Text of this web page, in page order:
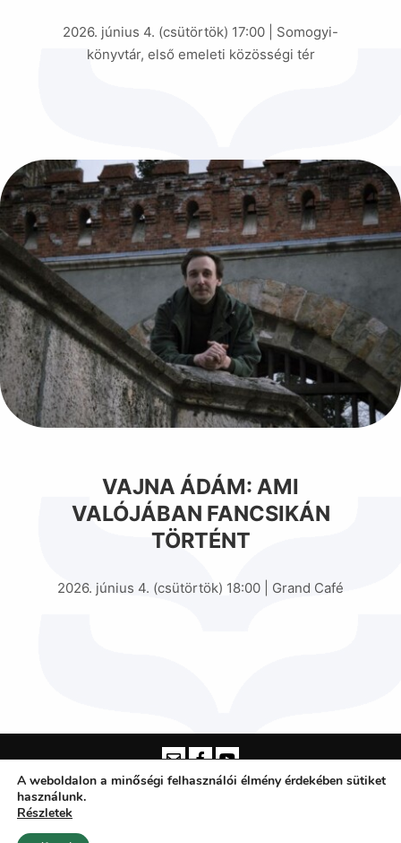
2026. június 4. (csütörtök) 17:00 | Somogyi-
könyvtár, első emeleti közösségi tér
VAJNA ÁDÁM: AMI
VALÓJÁBAN FANCSIKÁN
TÖRTÉNT
2026. június 4. (csütörtök) 18:00 | Grand Café
Somogyi Károly Városi és Megyei Könyvtár Szeged -
A weboldalon a minőségi felhasználói élmény érdekében sütiket
használunk.
Részletek